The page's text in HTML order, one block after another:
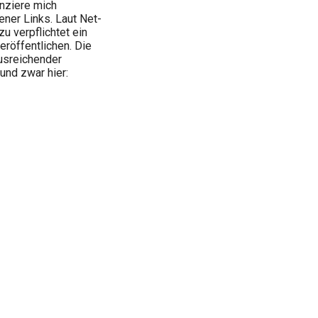
mich
Links. Laut Net-
verpflichtet ein
Die
zwar hier: